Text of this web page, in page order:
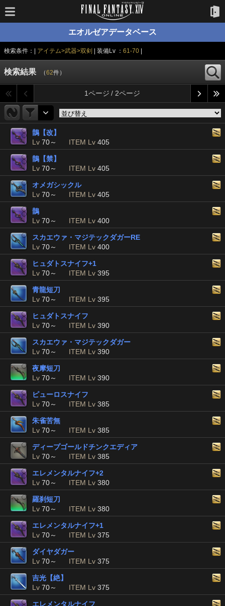
エオルゼアデータベース
検索条件：| アイテム>武器>双剣 | 装備Lv ： 61-70|
検索結果 （62件）
1ページ / 2ページ
鵲【改】
Lv 70～ ITEM Lv 405
鵲【禁】
Lv 70～ ITEM Lv 405
オメガシックル
Lv 70～ ITEM Lv 405
鵲
Lv 70～ ITEM Lv 400
スカエウァ・マジテックダガーRE
Lv 70～ ITEM Lv 400
ヒュダトスナイフ+1
Lv 70～ ITEM Lv 395
青龍短刀
Lv 70～ ITEM Lv 395
ヒュダトスナイフ
Lv 70～ ITEM Lv 390
スカエウァ・マジテックダガー
Lv 70～ ITEM Lv 390
夜摩短刀
Lv 70～ ITEM Lv 390
ピューロスナイフ
Lv 70～ ITEM Lv 385
朱雀苦無
Lv 70～ ITEM Lv 385
ディープゴールドチンクエディア
Lv 70～ ITEM Lv 385
エレメンタルナイフ+2
Lv 70～ ITEM Lv 380
羅刹短刀
Lv 70～ ITEM Lv 380
エレメンタルナイフ+1
Lv 70～ ITEM Lv 375
ダイヤダガー
Lv 70～ ITEM Lv 375
吉光【絶】
Lv 70～ ITEM Lv 375
エレメンタルナイフ